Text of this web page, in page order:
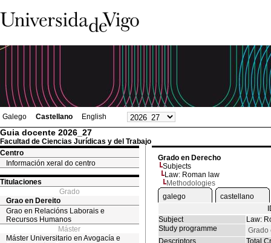
Galego Castellano English
Guia docente 2026_27
Facultad de Ciencias Jurídicas y del Trabajo
Centro
Información xeral do centro
Titulaciones
Grado
Grao en Dereito
Grao en Relacións Laborais e
Recursos Humanos
Máster
Máster Universitario en Avogacía e
Grado en Derecho
Subjects
Law: Roman law
Methodologies
galego
castellano
Subject
Law:
Study programme
Grado
Descriptors
Total